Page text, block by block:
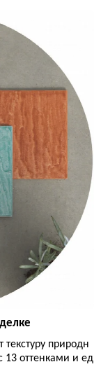
природн
13 оттенками и ед